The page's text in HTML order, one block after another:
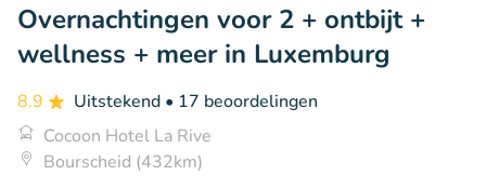
Overnachtingen voor 2 + ontbijt +
wellness + meer in Luxemburg
8.9 Uitstekend • 17 beoordelingen
Cocoon Hotel La Rive
Bourscheid (432km)